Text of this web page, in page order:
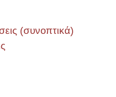
(συνοπτικά)